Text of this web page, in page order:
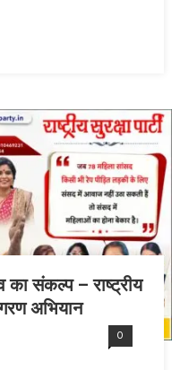
का संकल्प – राष्ट्रीय
अभियान
0